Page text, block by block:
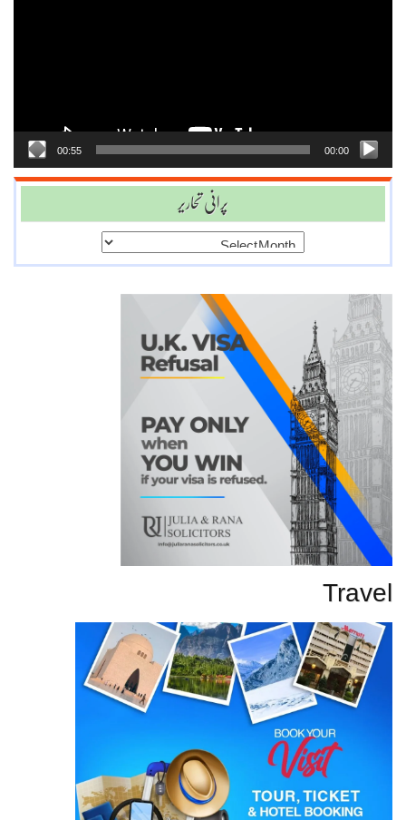
00:00
00:55
پرانی تحاریر
Travel